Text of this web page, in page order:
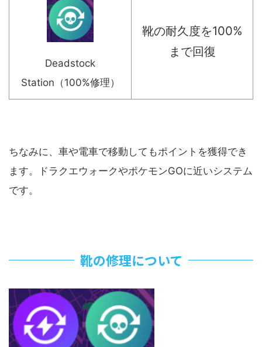
Deadstock
Station（100%修理）
靴の耐久度を100%
まで回復
ちなみに、車や電車で移動してもポイントを獲得でき
ます。ドラクエウォークやポケモンGOに近いシステム
です。
靴の修理について